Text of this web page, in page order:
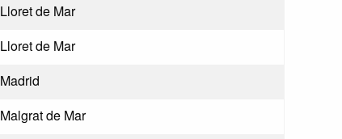
Lloret de Mar
Lloret de Mar
Madrid
Malgrat de Mar